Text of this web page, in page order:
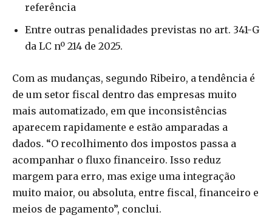
referência
Entre outras penalidades previstas no art. 341-G
da LC nº 214 de 2025.
Com as mudanças, segundo Ribeiro, a tendência é
de um setor fiscal dentro das empresas muito
mais automatizado, em que inconsistências
aparecem rapidamente e estão amparadas a
dados. “O recolhimento dos impostos passa a
acompanhar o fluxo financeiro. Isso reduz
margem para erro, mas exige uma integração
muito maior, ou absoluta, entre fiscal, financeiro e
meios de pagamento”, conclui.